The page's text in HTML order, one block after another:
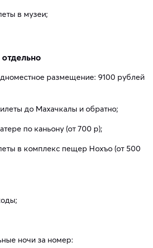
в музеи;
размещение: 9100 рублей
до Махачкалы и обратно;
по каньону (от 700 р);
в комплекс пещер Нохъо (от 500
ночи за номер: